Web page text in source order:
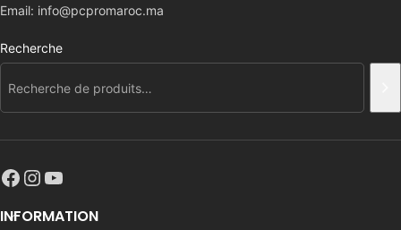
Email: info@pcpromaroc.ma
Recherche
INFORMATION